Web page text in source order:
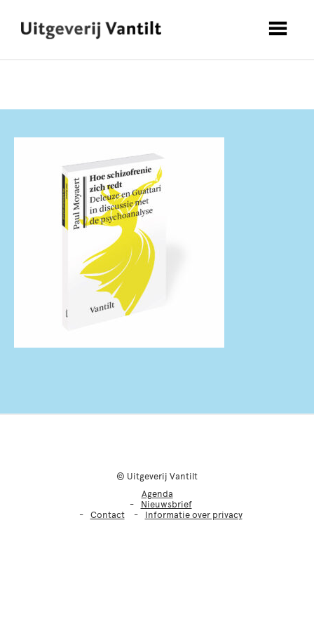
© Uitgeverij Vantilt
Agenda
Nieuwsbrief
Contact
Informatie over privacy